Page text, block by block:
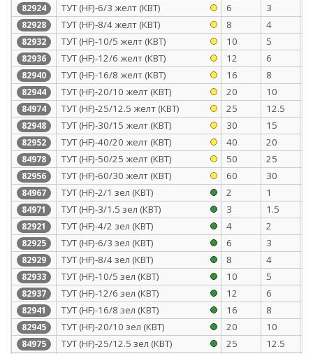
82924 ТУТ (HF)-6/3 желт (КВТ) 6 3
82928 ТУТ (HF)-8/4 желт (КВТ) 8 4
82932 ТУТ (HF)-10/5 желт (КВТ) 10 5
82936 ТУТ (HF)-12/6 желт (КВТ) 12 6
82940 ТУТ (HF)-16/8 желт (КВТ) 16 8
82944 ТУТ (HF)-20/10 желт (КВТ) 20 10
84974 ТУТ (HF)-25/12.5 желт (КВТ) 25 12.5
82948 ТУТ (HF)-30/15 желт (КВТ) 30 15
82952 ТУТ (HF)-40/20 желт (КВТ) 40 20
84978 ТУТ (HF)-50/25 желт (КВТ) 50 25
82956 ТУТ (HF)-60/30 желт (КВТ) 60 30
84967 ТУТ (HF)-2/1 зел (КВТ) 2 1
84971 ТУТ (HF)-3/1.5 зел (КВТ) 3 1.5
82921 ТУТ (HF)-4/2 зел (КВТ) 4 2
82925 ТУТ (HF)-6/3 зел (КВТ) 6 3
82929 ТУТ (HF)-8/4 зел (КВТ) 8 4
82933 ТУТ (HF)-10/5 зел (КВТ) 10 5
82937 ТУТ (HF)-12/6 зел (КВТ) 12 6
82941 ТУТ (HF)-16/8 зел (КВТ) 16 8
82945 ТУТ (HF)-20/10 зел (КВТ) 20 10
84975 ТУТ (HF)-25/12.5 зел (КВТ) 25 12.5